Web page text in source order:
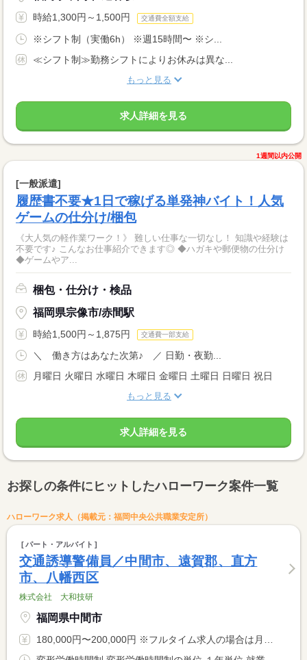
時給1,300円～1,500円 交通費全額支給
※シフト制（実働6h） ※週15時間〜 ※シ...
≪シフト制≫勤務シフトによりお休みは異な...
もっと見る
求人詳細を見る
1週間以内公開
[一般派遣]
履歴書不要★1日で稼げる単発神バイト！人気
ゲームの仕分け/梱包
《大人気の軽作業ワーク！》 難しい仕事な一切なし！ 知識や経験は
不要です♪ こんなお仕事紹介できます◎ ◆ハガキや郵便物の仕分け
◆ゲームやア...
梱包・仕分け・検品
福岡県宗像市/赤間駅
時給1,500円～1,875円 交通費一部支給
＼ 働き方はあなた次第♪ ／ 日勤・夜勤...
月曜日 火曜日 水曜日 木曜日 金曜日 土曜日 日曜日 祝日
もっと見る
求人詳細を見る
お探しの条件にヒットしたハローワーク案件一覧
ハローワーク求人（掲載元：福岡中央公共職業安定所）
パート・アルバイト
交通誘導警備員／中間市、遠賀郡、直方
市、八幡西区
株式会社 大和技研
福岡県中間市
180,000円〜200,000円 ※フルタイム求人の場合は月額（換算額）、パート求人の場合は時間額を表示しています。